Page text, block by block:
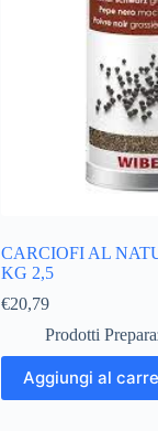
CARCIOFI AL
KG 2,5
€20,79
Prodotti
Aggiungi al